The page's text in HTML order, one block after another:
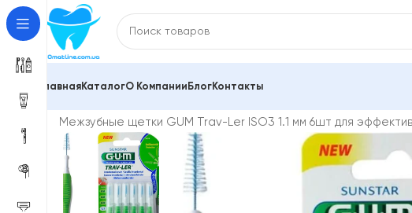
ГлавнаяКаталогО Компании БлогКонтакты
Межзубные щетки GUM Trav-Ler ISO3 1.1 мм 6шт для